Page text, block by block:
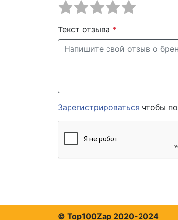
Текст отзыва *
Зарегистрироваться чтобы
© Top100Zap 2020-2024